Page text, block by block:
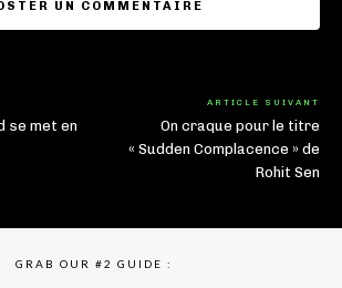
se met en
ARTICLE SUIVANT
On craque pour le titre
« Sudden Complacence » de
Rohit Sen
GRAB OUR #2 GUIDE :